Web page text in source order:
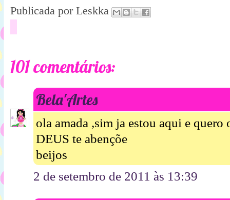
Publicada por Leskka
101 comentários:
Bela'Artes
ola amada ,sim ja estou aqui e quero
DEUS te abençõe
beijos
2 de setembro de 2011 às 13:39